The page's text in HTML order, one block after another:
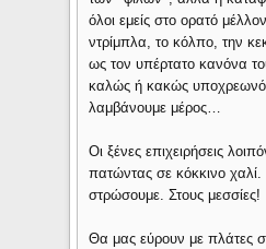
όλοι εμείς στο ορατό
ντρίμπλα, το κόλπο, την
ως τον υπέρτατο κανόνα
καλώς ή κακώς
λαμβάνουμε μέρος…
Οι ξένες επιχειρήσεις
πατώντας σε κόκκινο χαλί.
στρώσουμε. Στους μεσσίες!
Θα μας εύρουν με πλάτες